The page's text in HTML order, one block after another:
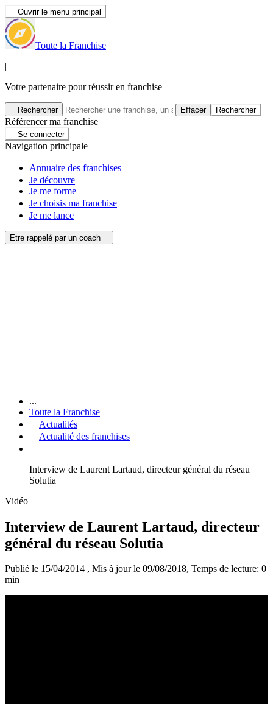
Ouvrir le menu principal
Toute la Franchise
|
Votre partenaire pour réussir en franchise
Rechercher Effacer Rechercher
Référencer ma franchise
Se connecter
Navigation principale
Annuaire des franchises
Je découvre
Je me forme
Je choisis ma franchise
Je me lance
Etre rappelé par un coach
...
Toute la Franchise
Actualités
Actualité des franchises
Interview de Laurent Lartaud, directeur général du réseau
Solutia
Vidéo
Interview de Laurent Lartaud, directeur
général du réseau Solutia
Publié le 15/04/2014 , Mis à jour le 09/08/2018, Temps de lecture: 0
min